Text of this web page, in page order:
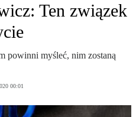
Ten związek
powinni myśleć, nim zostaną
00:01